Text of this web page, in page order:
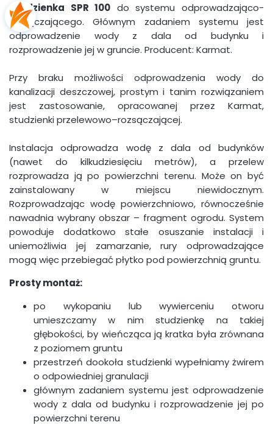
Studzienka SPR 100 do systemu odprowadzająco-
rozsączającego. Głównym zadaniem systemu jest
odprowadzenie wody z dala od budynku i
rozprowadzenie jej w gruncie. Producent: Karmat.
Przy braku możliwości odprowadzenia wody do
kanalizacji deszczowej, prostym i tanim rozwiązaniem
jest zastosowanie, opracowanej przez Karmat,
studzienki przelewowo–rozsączającej.
Instalacja odprowadza wodę z dala od budynków
(nawet do kilkudziesięciu metrów), a przelew
rozprowadza ją po powierzchni terenu. Może on być
zainstalowany w miejscu niewidocznym.
Rozprowadzając wodę powierzchniowo, równocześnie
nawadnia wybrany obszar – fragment ogrodu. System
powoduje dodatkowo stałe osuszanie instalacji i
uniemożliwia jej zamarzanie, rury odprowadzające
mogą więc przebiegać płytko pod powierzchnią gruntu.
Prosty montaż:
po wykopaniu lub wywierceniu otworu
umieszczamy w nim studzienkę na takiej
głębokości, by wieńcząca ją kratka była zrównana
z poziomem gruntu
przestrzeń dookoła studzienki wypełniamy żwirem
o odpowiedniej granulacji
głównym zadaniem systemu jest odprowadzenie
wody z dala od budynku i rozprowadzenie jej po
powierzchni terenu